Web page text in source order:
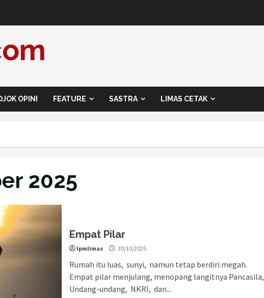
OPINI FEATURE SASTRA LIMAS CETAK
2025
Empat Pilar
lpmlimas 30/10/2025
Rumah itu luas, sunyi, namun tetap berdiri megah.
Empat pilar menjulang, menopang langitnya Pancasila,
Undang-undang, NKRI, dan...